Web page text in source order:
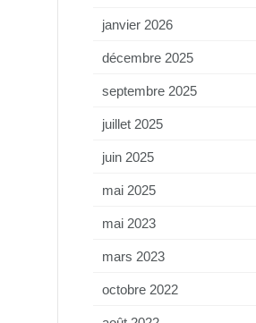
janvier 2026
décembre 2025
septembre 2025
juillet 2025
juin 2025
mai 2025
mai 2023
mars 2023
octobre 2022